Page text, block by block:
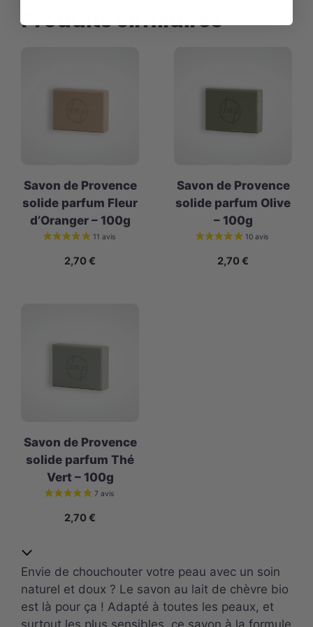
Produits similaires
Savon de Provence
solide parfum Fleur
d’Oranger – 100g
2,70 €
Savon de Provence
solide parfum Olive
– 100g
2,70 €
Savon de Provence
solide parfum Thé
Vert – 100g
2,70 €
Envie de chouchouter votre peau avec un soin
naturel et doux ? Le savon au lait de chèvre bio
est là pour ça ! Adapté à toutes les peaux, et